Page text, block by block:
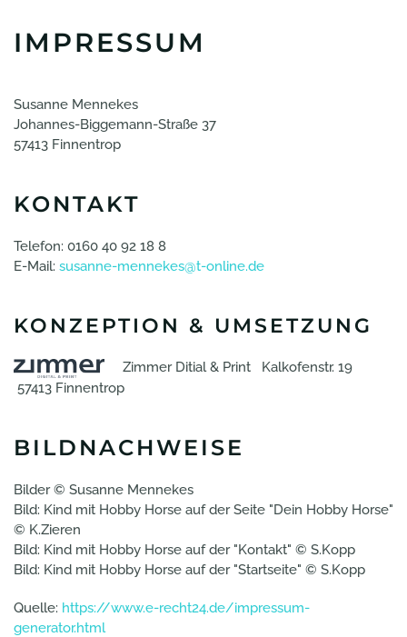
IMPRESSUM
Susanne Mennekes
Johannes-Biggemann-Straße 37
57413 Finnentrop
KONTAKT
Telefon: 0160 40 92 18 8
E-Mail: susanne-mennekes@t-online.de
KONZEPTION & UMSETZUNG
Zimmer Ditial & Print Kalkofenstr. 19
57413 Finnentrop
BILDNACHWEISE
Bilder © Susanne Mennekes
Bild: Kind mit Hobby Horse auf der Seite "Dein Hobby Horse"
© K.Zieren
Bild: Kind mit Hobby Horse auf der "Kontakt" © S.Kopp
Bild: Kind mit Hobby Horse auf der "Startseite" © S.Kopp
Quelle: https://www.e-recht24.de/impressum-
generator.html